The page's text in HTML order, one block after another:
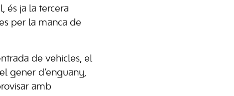
és ja la tercera
per la manca de
de vehicles, el
gener d’enguany,
amb